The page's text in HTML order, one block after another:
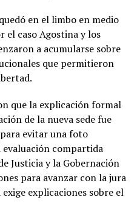
en el limbo en medio
el caso Agostina y los
a acumularse sobre
que permitieron
que la explicación formal
de la nueva sede fue
evitar una foto
compartida
Justicia y la Gobernación
para avanzar con la jura
explicaciones sobre el